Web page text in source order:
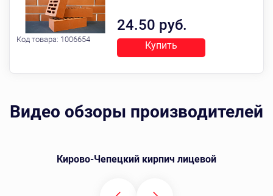
Код товара: 1006654
24.50 руб.
Купить
Видео обзоры производителей
Кирово-Чепецкий кирпич лицевой